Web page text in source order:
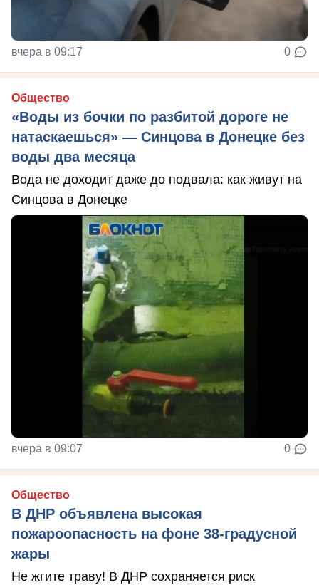
вчера в 09:17 0
Общество
«Воды из бочки по разбитой дороге не
натаскаешься» — Синцова в Донецке без
воды два месяца
Вода не доходит даже до подвала: как живут на
Синцова в Донецке
вчера в 09:07 0
Общество
В ДНР объявлена высокая
пожароопасность на фоне 38-градусной
жары
Не жгите траву! В ДНР сохраняется риск